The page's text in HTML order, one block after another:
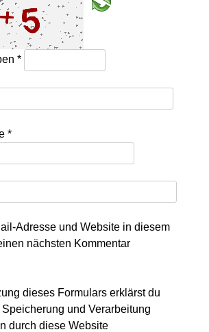
*
*
Adresse und Website in diesem
nächsten Kommentar
dieses Formulars erklärst du
und Verarbeitung
durch diese Website